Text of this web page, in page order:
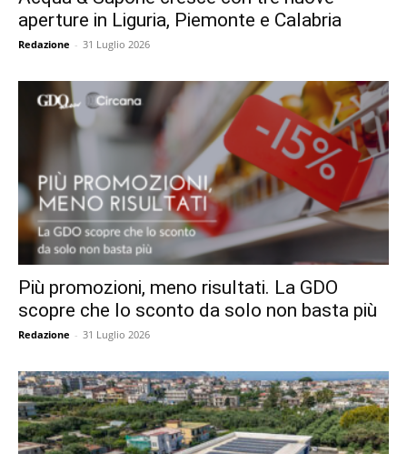
aperture in Liguria, Piemonte e Calabria
Redazione - 31 Luglio 2026
Più promozioni, meno risultati. La GDO
scopre che lo sconto da solo non basta più
Redazione - 31 Luglio 2026